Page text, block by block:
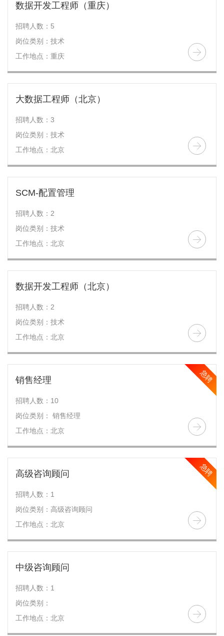
数据开发工程师（重庆）
招聘人数：5
岗位类别：技术
工作地点：重庆
大数据工程师（北京）
招聘人数：3
岗位类别：技术
工作地点：北京
SCM-配置管理
招聘人数：2
岗位类别：技术
工作地点：北京
数据开发工程师（北京）
招聘人数：2
岗位类别：技术
工作地点：北京
急聘
销售经理
招聘人数：10
岗位类别： 销售经理
工作地点：北京
急聘
高级咨询顾问
招聘人数：1
岗位类别：高级咨询顾问
工作地点：北京
中级咨询顾问
招聘人数：1
岗位类别：
工作地点：北京